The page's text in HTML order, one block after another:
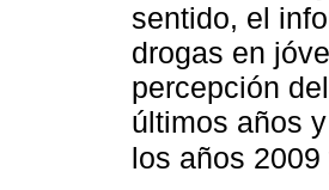
sentido, el
drogas en
percepción
últimos años
los años 2009